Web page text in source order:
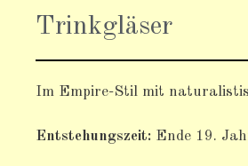
Trinkgläser
Im Empire-Stil mit
Entstehungszeit: Ende 19.